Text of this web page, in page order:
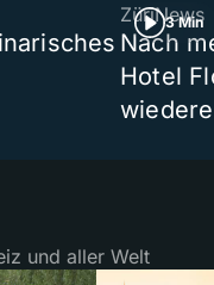
3 Min
ZüriNews
Nach
Hotel
und aller Welt